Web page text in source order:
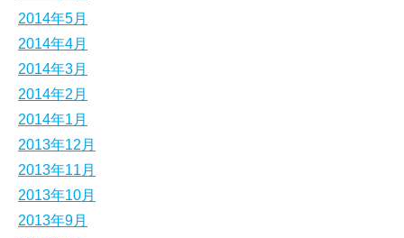
2014年5月
2014年4月
2014年3月
2014年2月
2014年1月
2013年12月
2013年11月
2013年10月
2013年9月